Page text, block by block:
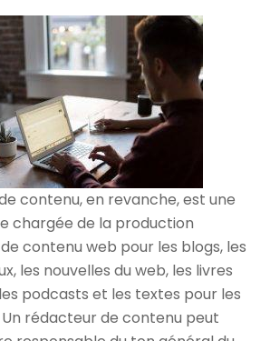
contenu, en revanche, est une
chargée de la production
contenu web pour les blogs, les
les nouvelles du web, les livres
podcasts et les textes pour les
rédacteur de contenu peut